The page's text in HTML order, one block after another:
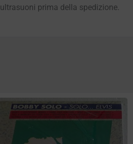
ultrasuoni prima della spedizione.